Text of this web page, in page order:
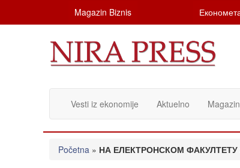
Magazin Biznis
Vesti iz ekonomije Aktuelno
Početna » НА ЕЛЕКТРОНСКОМ ФАКУЛТЕТУ У